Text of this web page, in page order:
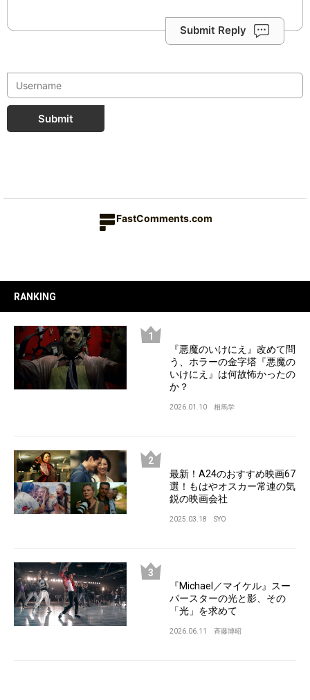
Submit Reply
Submit
FastComments.com
RANKING
『悪魔のいけにえ』改めて問
う、ホラーの金字塔『悪魔の
いけにえ』は何故怖かったの
か？
2026.01.10 相馬学
最新！A24のおすすめ映画67
選！もはやオスカー常連の気
鋭の映画会社
2025.03.18 SYO
『Michael／マイケル』スー
パースターの光と影、その
「光」を求めて
2026.06.11 斉藤博昭